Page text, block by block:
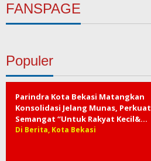
FANSPAGE
Populer
Parindra Kota Bekasi Matangkan
Konsolidasi Jelang Munas, Perkuat
Semangat “Untuk Rakyat Kecil&…
Di Berita, Kota Bekasi